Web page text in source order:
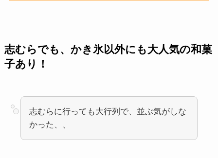
志むらでも、かき氷以外にも大人気の和菓
子あり！
志むらに行っても大行列で、並ぶ気がしな
かった、、